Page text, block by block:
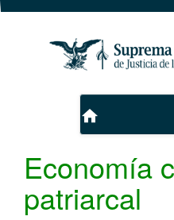
home
Economía
patriarcal